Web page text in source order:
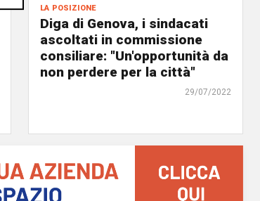
la posizione
Diga di Genova, i sindacati
ascoltati in commissione
consiliare: "Un'opportunità da
non perdere per la città"
29/07/2022